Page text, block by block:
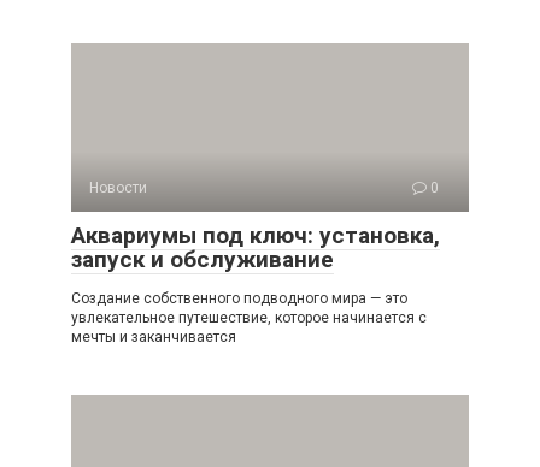
Новости 0
Аквариумы под ключ: установка,
запуск и обслуживание
Создание собственного подводного мира — это
увлекательное путешествие, которое начинается с
мечты и заканчивается